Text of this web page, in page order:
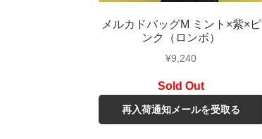
メルカドバッグM ミント×紫×ピ
ンク（ロンボ）
¥9,240
再入荷通知メールを受取る